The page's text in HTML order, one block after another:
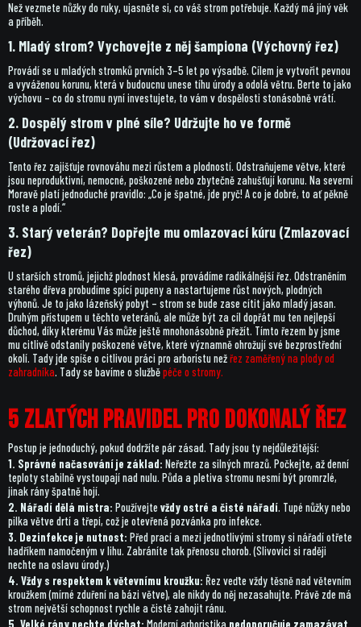
Než vezmete nůžky do ruky, ujasněte si, co váš strom potřebuje. Každý má jiný věk
a příběh.
1. Mladý strom? Vychovejte z něj šampiona (Výchovný řez)
Provádí se u mladých stromků prvních 3–5 let po výsadbě. Cílem je vytvořit pevnou
a vyváženou korunu, která v budoucnu unese tíhu úrody a odolá větru. Berte to jako
výchovu – co do stromu nyní investujete, to vám v dospělosti stonásobně vrátí.
2. Dospělý strom v plné síle? Udržujte ho ve formě
(Udržovací řez)
Tento řez zajišťuje rovnováhu mezi růstem a plodností. Odstraňujeme větve, které
jsou neproduktivní, nemocné, poškozené nebo zbytečně zahušťují korunu. Na severní
Moravě platí jednoduché pravidlo: „Co je špatné, jde pryč! A co je dobré, to ať pěkně
roste a plodí.“
3. Starý veterán? Dopřejte mu omlazovací kúru (Zmlazovací
řez)
U starších stromů, jejichž plodnost klesá, provádíme radikálnější řez. Odstraněním
starého dřeva probudíme spící pupeny a nastartujeme růst nových, plodných
výhonů. Je to jako lázeňský pobyt – strom se bude zase cítit jako mladý jasan.
Druhým přístupem u těchto veteránů, ale může být za cíl dopřát mu ten nejlepší
důchod, díky kterému Vás může ještě mnohonásobně přežít. Tímto řezem by jsme
mu citlivě odstanily poškozené větve, které významně ohrožují své bezprostřední
okolí. Tady jde spíše o citlivou práci pro arboristu nežřez zaměřený na plody od
zahradníka. Tady se bavíme o služběpéče o stromy.
5 zlatých pravidel pro dokonalý řez
Postup je jednoduchý, pokud dodržíte pár zásad. Tady jsou ty nejdůležitější:
1. Správné načasování je základ: Neřežte za silných mrazů. Počkejte, až denní
teploty stabilně vystoupají nad nulu. Půda a pletiva stromu nesmí být promrzlé,
jinak rány špatně hojí.
2. Nářadí dělá mistra: Používejte vždy ostré a čisté nářadí. Tupé nůžky nebo
pilka větve drtí a třepí, což je otevřená pozvánka pro infekce.
3. Dezinfekce je nutnost: Před prací a mezi jednotlivými stromy si nářadí otřete
hadříkem namočeným v lihu. Zabráníte tak přenosu chorob. (Slivovici si raději
nechte na oslavu úrody.)
4. Vždy s respektem k větevnímu kroužku: Řez veďte vždy těsně nad větevním
kroužkem (mírné zduření na bázi větve), ale nikdy do něj nezasahujte. Právě zde má
strom největší schopnost rychle a čistě zahojit ránu.
5. Velké rány nechte dýchat: Moderní arboristika nedoporučuje zamazávat